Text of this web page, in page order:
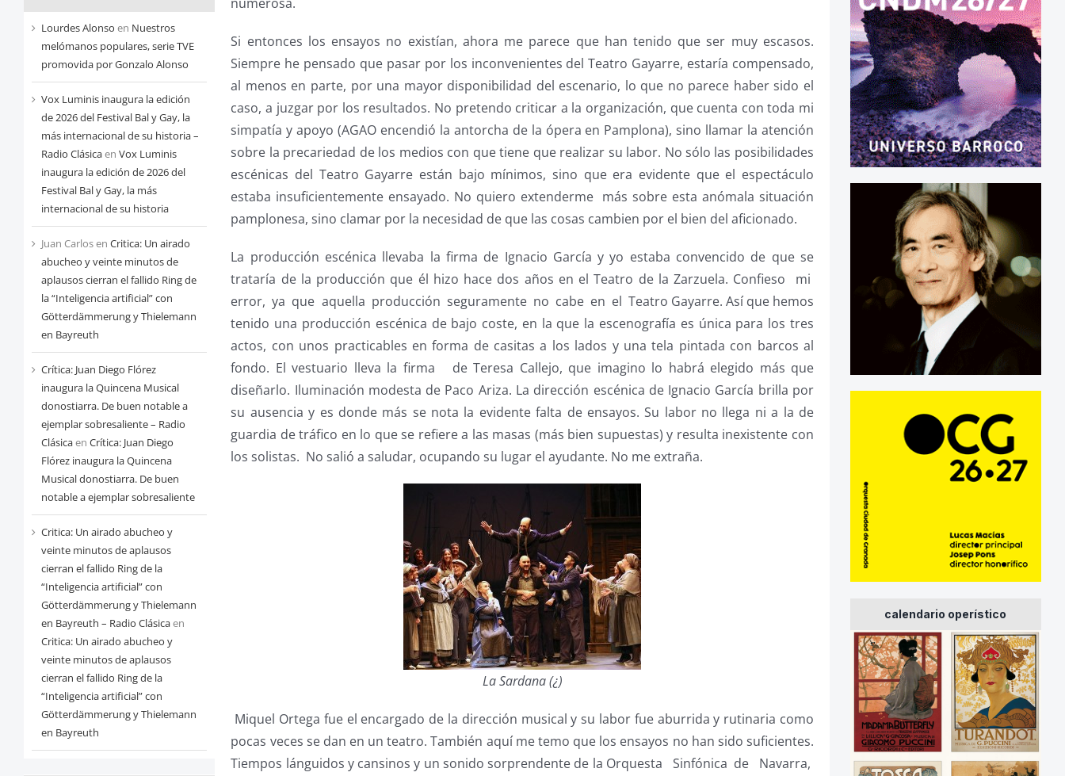
cada
mes
Lourdes Alonso en Nuestros
melómanos populares, serie TVE
promovida por Gonzalo Alonso
Vox Luminis inaugura la edición
de 2026 del Festival Bal y Gay, la
más internacional de su historia –
Radio Clásicaen Vox Luminis
inaugura la edición de 2026 del
Festival Bal y Gay, la más
internacional de su historia
Juan Carlosen Critica: Un airado
abucheo y veinte minutos de
aplausos cierran el fallido Ring de
la “Inteligencia artificial” con
Götterdämmerung y Thielemann
en Bayreuth
Crítica: Juan Diego Flórez
inaugura la Quincena Musical
donostiarra. De buen notable a
ejemplar sobresaliente – Radio
Clásicaen Crítica: Juan Diego
Flórez inaugura la Quincena
Musical donostiarra. De buen
notable a ejemplar sobresaliente
Critica: Un airado abucheo y
veinte minutos de aplausos
cierran el fallido Ring de la
“Inteligencia artificial” con
Götterdämmerung y Thielemann
en Bayreuth – Radio Clásicaen
Critica: Un airado abucheo y
veinte minutos de aplausos
cierran el fallido Ring de la
“Inteligencia artificial” con
Götterdämmerung y Thielemann
en Bayreuth
Si entonces los ensayos no existían, ahora me parece que han tenido que ser muy escasos.
Siempre he pensado que pasar por los inconvenientes del Teatro Gayarre, estaría compensado,
al menos en parte, por una mayor disponibilidad del escenario, lo que no parece haber sido el
caso, a juzgar por los resultados. No pretendo criticar a la organización, que cuenta con toda mi
simpatía y apoyo (AGAO encendió la antorcha de la ópera en Pamplona), sino llamar la atención
sobre la precariedad de los medios con que tiene que realizar su labor. No sólo las posibilidades
escénicas del Teatro Gayarre están bajo mínimos, sino que era evidente que el espectáculo
estaba insuficientemente ensayado. No quiero extenderme más sobre esta anómala situación
pamplonesa, sino clamar por la necesidad de que las cosas cambien por el bien del aficionado.
La producción escénica llevaba la firma de Ignacio García y yo estaba convencido de que se
trataría de la producción que él hizo hace dos años en el Teatro de la Zarzuela. Confieso mi
error, ya que aquella producción seguramente no cabe en el Teatro Gayarre. Así que hemos
tenido una producción escénica de bajo coste, en la que la escenografía es única para los tres
actos, con unos practicables en forma de casitas a los lados y una tela pintada con barcos al
fondo. El vestuario lleva la firma de Teresa Callejo, que imagino lo habrá elegido más que
diseñarlo. Iluminación modesta de Paco Ariza. La dirección escénica de Ignacio García brilla por
su ausencia y es donde más se nota la evidente falta de ensayos. Su labor no llega ni a la de
guardia de tráfico en lo que se refiere a las masas (más bien supuestas) y resulta inexistente con
los solistas. No salió a saludar, ocupando su lugar el ayudante. No me extraña.
La Sardana (¿)
Miquel Ortega fue el encargado de la dirección musical y su labor fue aburrida y rutinaria como
pocas veces se dan en un teatro. También aquí me temo que los ensayos no han sido suficientes.
Tiempos lánguidos y cansinos y un sonido sorprendente de la Orquesta Sinfónica de Navarra,
calendario operístico